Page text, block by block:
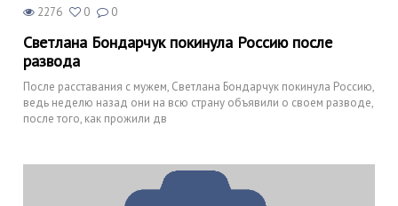
2276 0 0
Светлана Бондарчук покинула Россию после
развода
После расставания с мужем, Светлана Бондарчук покинула Россию,
ведь неделю назад они на всю страну объявили о своем разводе,
после того, как прожили дв